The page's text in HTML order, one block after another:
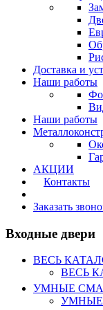
Доставка и
Наши работы
Наши работы
АКЦИИ
Контакты
Заказать
Входные двери
ВЕСЬ
ВЕСЬ
УМНЫЕ
УМНЫЕ